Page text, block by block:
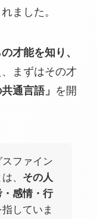
ました。
才能を知り、
まずはその才
通言語」 を開
ファイン
、 その人
感情・行
していま